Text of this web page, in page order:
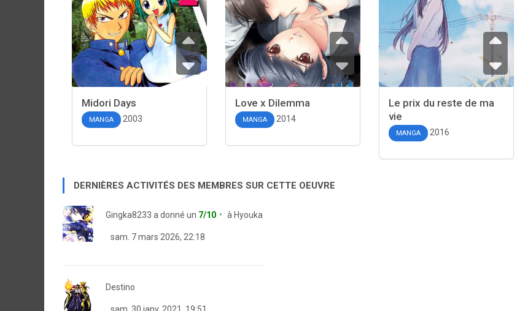
Midori Days
MANGA 2003
Love x Dilemma
MANGA 2014
Le prix du reste de ma
vie
MANGA 2016
DERNIÈRES ACTIVITÉS DES MEMBRES SUR CETTE OEUVRE
Gingka8233 a donné un 7/10 à Hyouka
sam. 7 mars 2026, 22:18
Destino